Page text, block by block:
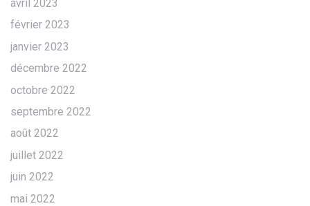
avril 2023
février 2023
janvier 2023
décembre 2022
octobre 2022
septembre 2022
août 2022
juillet 2022
juin 2022
mai 2022